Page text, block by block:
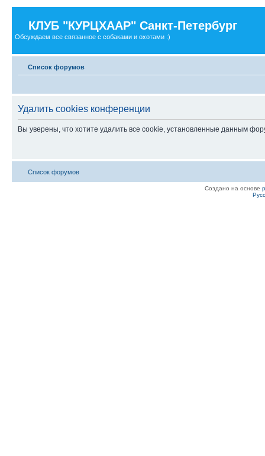
КЛУБ "КУРЦХААР" Санкт-Петербург
Обсуждаем все связанное с собаками и охотами :)
Список форумов
Удалить cookies конференции
Вы уверены, что хотите удалить все cookie, установленные данным
Список форумов
Создано на основе